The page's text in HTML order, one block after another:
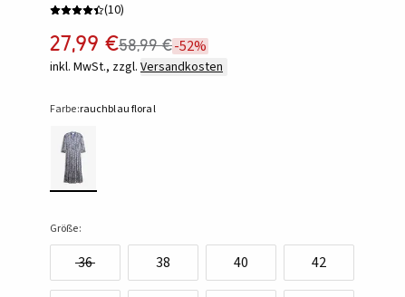
(10)
27,99 €58,99 €-52%
inkl. MwSt., zzgl. Versandkosten
Farbe:rauchblau floral
Größe:
36 38 40 42